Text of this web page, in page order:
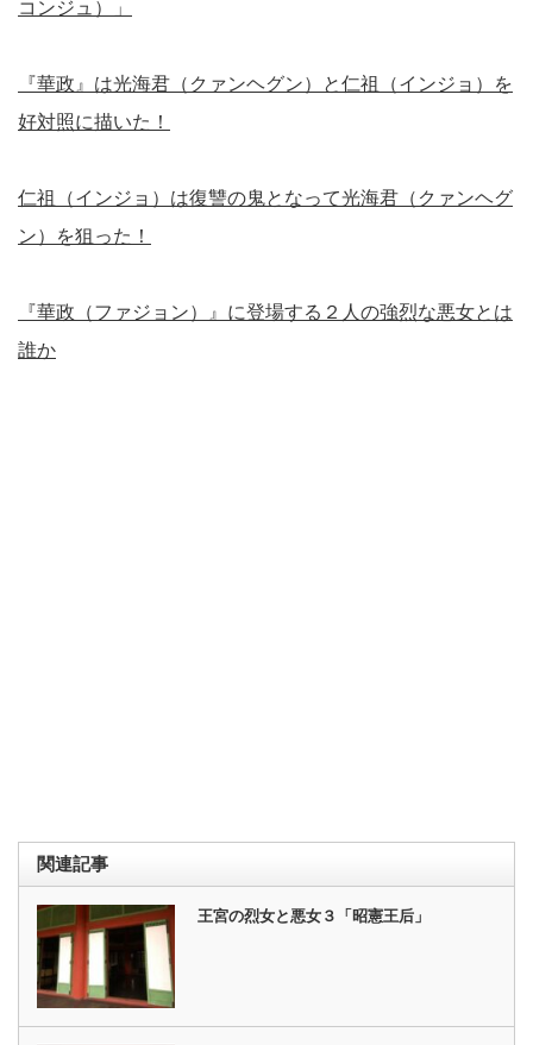
コンジュ）」
『華政』は光海君（クァンヘグン）と仁祖（インジョ）を
好対照に描いた！
仁祖（インジョ）は復讐の鬼となって光海君（クァンヘグ
ン）を狙った！
『華政（ファジョン）』に登場する２人の強烈な悪女とは
誰か
関連記事
王宮の烈女と悪女３「昭憲王后」